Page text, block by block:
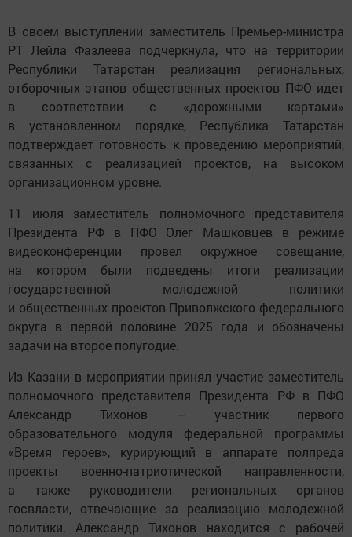
В своем выступлении заместитель Премьер-министра
РТ Лейла Фазлеева подчеркнула, что на территории
Республики Татарстан реализация региональных,
отборочных этапов общественных проектов ПФО идет
в соответствии с «дорожными картами»
в установленном порядке, Республика Татарстан
подтверждает готовность к проведению мероприятий,
связанных с реализацией проектов, на высоком
организационном уровне.
11 июля заместитель полномочного представителя
Президента РФ в ПФО Олег Машковцев в режиме
видеоконференции провел окружное совещание,
на котором были подведены итоги реализации
государственной молодежной политики
и общественных проектов Приволжского федерального
округа в первой половине 2025 года и обозначены
задачи на второе полугодие.
Из Казани в мероприятии принял участие заместитель
полномочного представителя Президента РФ в ПФО
Александр Тихонов — участник первого
образовательного модуля федеральной программы
«Время героев», курирующий в аппарате полпреда
проекты военно-патриотической направленности,
а также руководители региональных органов
госвласти, отвечающие за реализацию молодежной
политики. Александр Тихонов находится с рабочей